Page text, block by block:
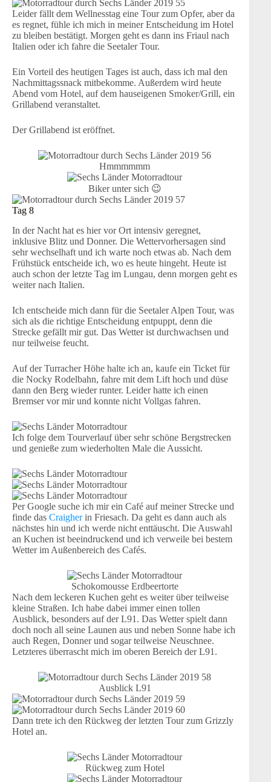
Leider fällt dem Wellnesstag eine Tour zum Opfer, aber da
es regnet, fühle ich mich in meiner Entscheidung im Hotel
zu bleiben bestätigt. Morgen geht es dann ins Friaul nach
Italien oder ich fahre die Seetaler Tour.
Ein Vorteil des heutigen Tages ist auch, dass ich mal den
Nachmittagssnack mitbekomme. Außerdem wird heute
Abend vom Hotel, auf dem hauseigenen Smoker/Grill, ein
Grillabend veranstaltet.
Der Grillabend ist eröffnet.
Hmmmmmm
Biker unter sich 😉
Tag 8
In der Nacht hat es hier vor Ort intensiv geregnet,
inklusive Blitz und Donner. Die Wettervorhersagen sind
sehr wechselhaft und ich warte noch etwas ab. Nach dem
Frühstück entscheide ich, wo es heute hingeht. Heute ist
auch schon der letzte Tag im Lungau, denn morgen geht es
weiter nach Italien.
Ich entscheide mich dann für die Seetaler Alpen Tour, was
sich als die richtige Entscheidung entpuppt, denn die
Strecke gefällt mir gut. Das Wetter ist durchwachsen und
nur teilweise feucht.
Auf der Turracher Höhe halte ich an, kaufe ein Ticket für
die Nocky Rodelbahn, fahre mit dem Lift hoch und düse
dann den Berg wieder runter. Leider hatte ich einen
Bremser vor mir und konnte nicht Vollgas fahren.
Ich folge dem Tourverlauf über sehr schöne Bergstrecken
und genieße zum wiederholten Male die Aussicht.
Per Google suche ich mir ein Café auf meiner Strecke und
finde das Craigherin Friesach. Da geht es dann auch als
nächstes hin und ich werde nicht enttäuscht. Die Auswahl
an Kuchen ist beeindruckend und ich verweile bei bestem
Wetter im Außenbereich des Cafés.
Schokomousse Erdbeertorte
Nach dem leckeren Kuchen geht es weiter über teilweise
kleine Straßen. Ich habe dabei immer einen tollen
Ausblick, besonders auf der L91. Das Wetter spielt dann
doch noch all seine Launen aus und neben Sonne habe ich
auch Regen, Donner und sogar teilweise Neuschnee.
Letzteres überrascht mich im oberen Bereich der L91.
Ausblick L91
Dann trete ich den Rückweg der letzten Tour zum Grizzly
Hotel an.
Rückweg zum Hotel